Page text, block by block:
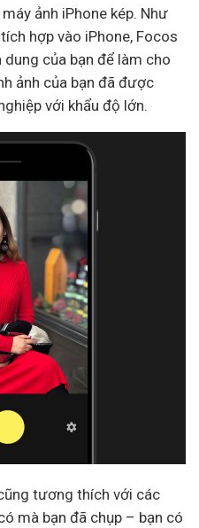
ảnh iPhone kép. Như
hợp vào iPhone, Focos
của bạn để làm cho
ảnh của bạn đã được
với khẩu độ lớn.
tương thích với các
mà bạn đã chụp – bạn có